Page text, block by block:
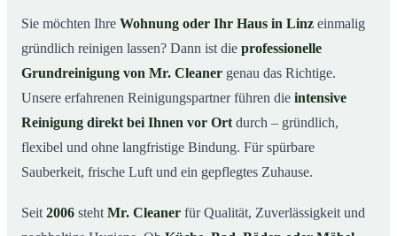
04 So läuft die Grundreinigung in Linz ab
05 Wann ist eine Grundreinigung sinnvoll?
06Grundreinigung in Linz & Umgebung
Jetzt kostenloses Angebot anfordern
Sie möchten Ihre Wohnung oder Ihr Haus in Linz einmalig
gründlich reinigen lassen? Dann ist die professionelle
Grundreinigung von Mr. Cleaner genau das Richtige.
Unsere erfahrenen Reinigungspartner führen die intensive
Reinigung direkt bei Ihnen vor Ort durch – gründlich,
flexibel und ohne langfristige Bindung. Für spürbare
Sauberkeit, frische Luft und ein gepflegtes Zuhause.
Seit 2006 steht Mr. Cleaner für Qualität, Zuverlässigkeit und